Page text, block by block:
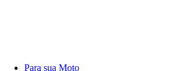
Para sua Moto